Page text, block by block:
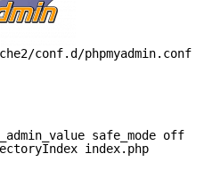
conf.d /phpmyadmin.conf
safe_mode off
index.php